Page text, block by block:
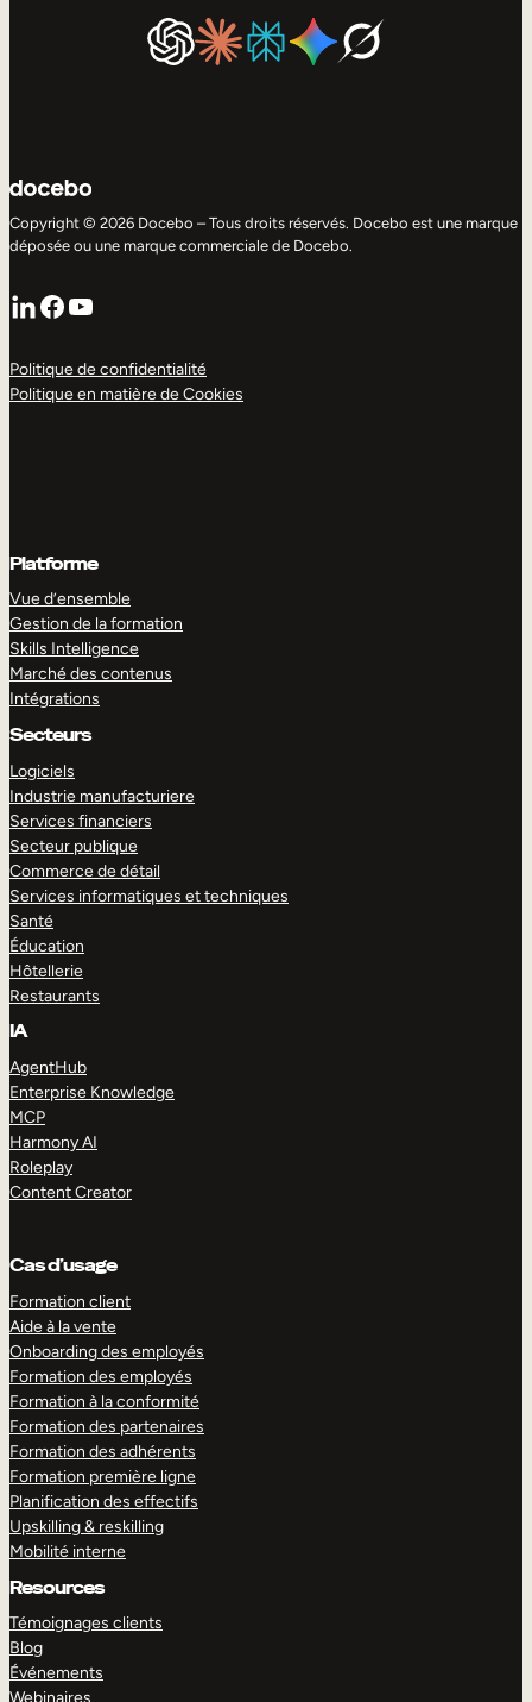
Copyright © 2026 Docebo – Tous droits réservés. Docebo est une marque
déposée ou une marque commerciale de Docebo.
LinkedIn
Facebook
YouTube
Politique de confidentialité
Politique en matière de Cookies
Platforme
Vue d’ensemble
Gestion de la formation
Skills Intelligence
Marché des contenus
Intégrations
Secteurs
Logiciels
Industrie manufacturiere
Services financiers
Secteur publique
Commerce de détail
Services informatiques et techniques
Santé
Éducation
Hôtellerie
Restaurants
IA
AgentHub
Enterprise Knowledge
MCP
Harmony AI
Roleplay
Content Creator
Cas d’usage
Formation client
Aide à la vente
Onboarding des employés
Formation des employés
Formation à la conformité
Formation des partenaires
Formation des adhérents
Formation première ligne
Planification des effectifs
Upskilling & reskilling
Mobilité interne
Resources
Témoignages clients
Blog
Événements